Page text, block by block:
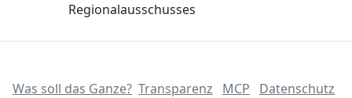
Regionalausschusses
Was soll das Ganze? Transparenz MCP
Datenschutz